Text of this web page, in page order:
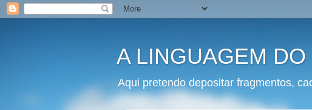
A LINGUAGEM DO
Aqui pretendo depositar fragmentos,